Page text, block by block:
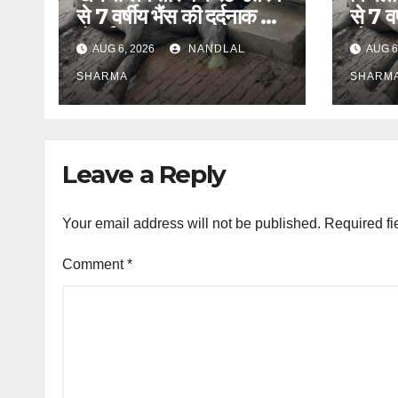
से 7 वर्षीय भैंस की दर्दनाक मौत
हो गई।
AUG 6, 2026 NANDLAL
SHARMA
से 7
मौतह
AUG
Leave a Reply
Your email address will not be published. Required
Comment*